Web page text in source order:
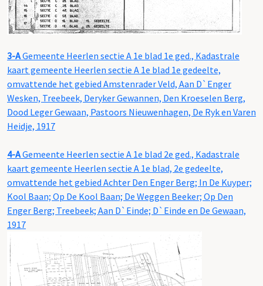
3-AGemeente Heerlen sectie A 1e blad 1e ged., Kadastrale
kaart gemeente Heerlen sectie A 1e blad 1e gedeelte,
omvattende het gebied Amstenrader Veld, Aan D`Enger
Wesken, Treebeek, Deryker Gewannen, Den Kroeselen Berg,
Dood Leger Gewaan, Pastoors Nieuwenhagen, De Ryk en Varen
Heidje, 1917
4-AGemeente Heerlen sectie A 1e blad 2e ged., Kadastrale
kaart gemeente Heerlen sectie A 1e blad, 2e gedeelte,
omvattende het gebied Achter Den Enger Berg; In De Kuyper;
Kool Baan; Op De Kool Baan; De Weggen Beeker; Op Den
Enger Berg; Treebeek; Aan D`Einde; D`Einde en De Gewaan,
1917